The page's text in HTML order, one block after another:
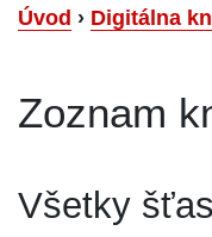
Úvod › Digitálna
Zoznam
Všetky